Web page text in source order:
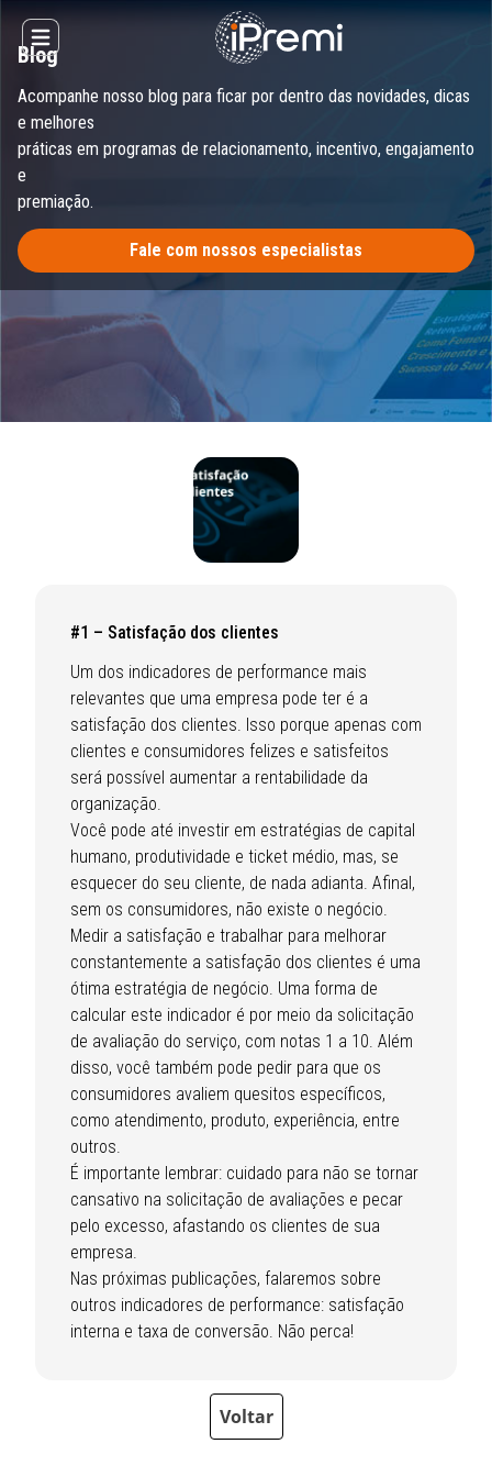
content
Blog
Acompanhe nosso blog para ficar por dentro das novidades, dicas
e melhores
práticas em programas de relacionamento, incentivo, engajamento
e
premiação.
Fale com nossos especialistas
Open main menu
#1 – Satisfação dos clientes
Um dos indicadores de performance mais
relevantes que uma empresa pode ter é a
satisfação dos clientes. Isso porque apenas com
clientes e consumidores felizes e satisfeitos
será possível aumentar a rentabilidade da
organização. ​
Você pode até investir em estratégias de capital
humano, produtividade e ticket médio, mas, se
esquecer do seu cliente, de nada adianta. Afinal,
sem os consumidores, não existe o negócio. ​
Medir a satisfação e trabalhar para melhorar
constantemente a satisfação dos clientes é uma
ótima estratégia de negócio. Uma forma de
calcular este indicador é por meio da solicitação
de avaliação do serviço, com notas 1 a 10. Além
disso, você também pode pedir para que os
consumidores avaliem quesitos específicos,
como atendimento, produto, experiência, entre
outros.​
É importante lembrar: cuidado para não se tornar
cansativo na solicitação de avaliações e pecar
pelo excesso, afastando os clientes de sua
empresa.​
Nas próximas publicações, falaremos sobre
outros indicadores de performance: satisfação
interna e taxa de conversão. Não perca!​
Voltar